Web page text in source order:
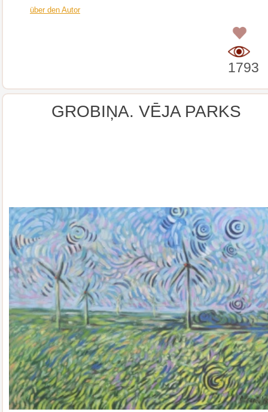
über den Autor
1793
GROBIŅA. VĒJA PARKS